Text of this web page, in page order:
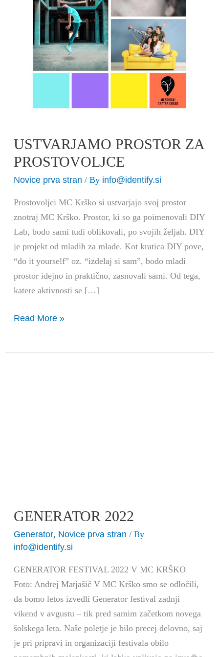
USTVARJAMO PROSTOR ZA
PROSTOVOLJCE
Novice prva stran / By info@identify.si
Prostovoljci MC Krško si ustvarjajo svoj prostor
znotraj MC Krško. Prostor, ki so ga poimenovali DIY
Lab, bodo sami tudi oblikovali, po svojih željah. DIY
je projekt od mladih za mlade. Kot kratica DIY pove,
“do it yourself” oz. “izdelaj si sam”, bodo mladi
prostor idejno in praktično, zasnovali sami. Od tega,
katere aktivnosti se […]
Read More »
GENERATOR 2022
Generator, Novice prva stran / By
info@identify.si
GENERATOR FESTIVAL 2022 V MC KRŠKO
Foto: Andrej Matjašič V MC Krško smo se odločili,
da bomo letos izvedli Generator festival zadnji
vikend v avgustu – tik pred samim začetkom novega
šolskega leta. Naše poletje je bilo precej delovno, saj
je pri pripravi in organizaciji festivala obilo